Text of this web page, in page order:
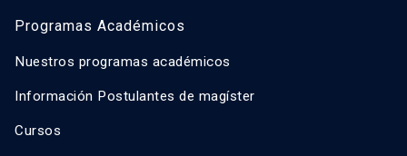
Programas Académicos
Nuestros programas académicos
Información Postulantes de magíster
Cursos